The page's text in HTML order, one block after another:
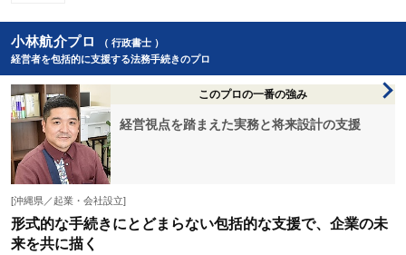
小林航介プロ
（ 行政書士 ）
経営者を包括的に支援する法務手続きのプロ
このプロの一番の強み
経営視点を踏まえた実務と将来設計の支援
[沖縄県／起業・会社設立]
形式的な手続きにとどまらない包括的な支援で、企業の未
来を共に描く